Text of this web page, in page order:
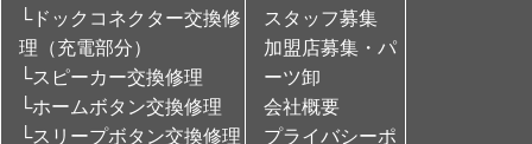
└ドックコネクター交換修
理（充電部分）
└スピーカー交換修理
└ホームボタン交換修理
└スリープボタン交換修理
スタッフ募集
加盟店募集・パ
ーツ卸
会社概要
プライバシーポ